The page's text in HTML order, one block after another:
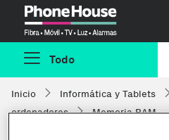
Todo
Inicio Informática y Tablets
ordenadores
Memoria RAM